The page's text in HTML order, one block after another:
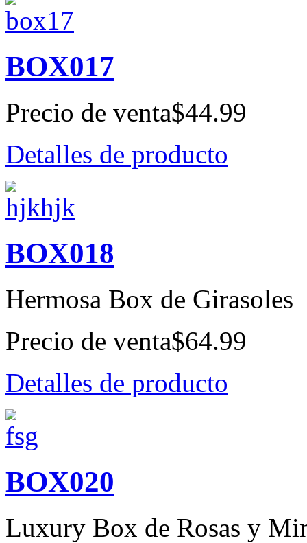
BOX017
Precio de venta$44.99
Detalles de producto
BOX018
Hermosa Box de Girasoles
Precio de venta$64.99
Detalles de producto
BOX020
Luxury Box de Rosas y